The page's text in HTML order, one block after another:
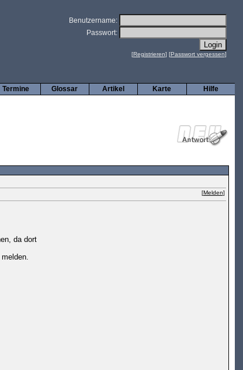
Benutzername:
Passwort:
[Registrieren] [Passwort vergessen]
Hilfe
Karte
Artikel
Glossar
Termine
[Melden]
da dort